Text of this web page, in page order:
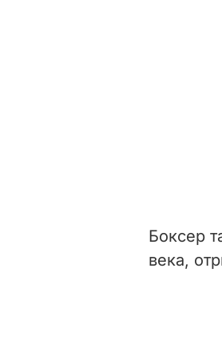
Боксер
века,